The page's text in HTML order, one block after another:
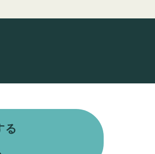
る